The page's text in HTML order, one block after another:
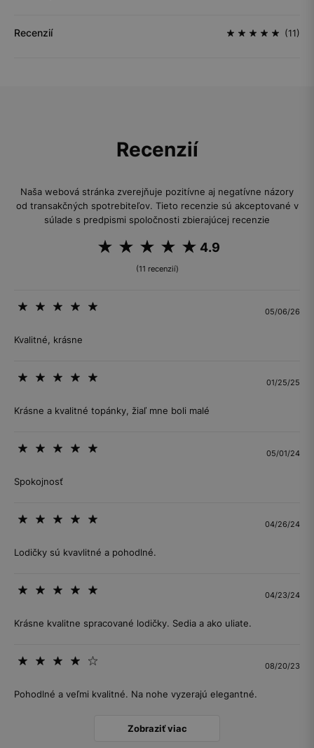
Recenzií (11)
Recenzií
Naša webová stránka zverejňuje pozitívne aj negatívne názory
od transakčných spotrebiteľov. Tieto recenzie sú akceptované v
súlade s predpismi spoločnosti zbierajúcej recenzie
4.9
(11 recenzií)
05/06/26
Kvalitné, krásne
01/25/25
Krásne a kvalitné topánky, žiaľ mne boli malé
05/01/24
Spokojnosť
04/26/24
Lodičky sú kvavlitné a pohodlné.
04/23/24
Krásne kvalitne spracované lodičky. Sedia a ako uliate.
08/20/23
Pohodlné a veľmi kvalitné. Na nohe vyzerajú elegantné.
Zobraziť viac